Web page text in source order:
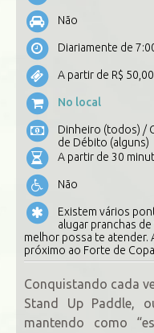
Não
Diariamente de
A partir de R$ 50,00
No local
Dinheiro (todos) /
de Débito (alguns)
A partir de 30
Não
Existem vários
alugar pranchas
melhor possa te atender.
próximo ao Forte de
Conquistando cada
Stand Up Paddle,
mantendo como